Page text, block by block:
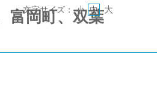
岡町、双葉
文字サイズ： 小 中 大